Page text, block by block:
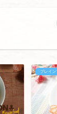
ブレイン